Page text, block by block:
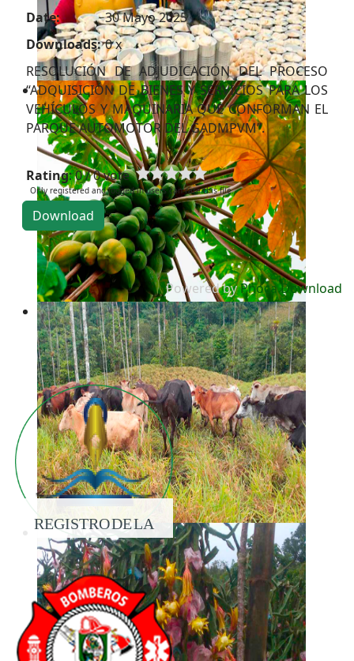
Date:
30 Mayo 2025
Downloads: 0 x
RESOLUCIÓN DE ADJUDICACIÓN DEL PROCESO
“ADQUISICIÓN DE BIENES Y SERVICIOS PARA LOS
VEHÍCULOS Y MAQUINARIA QUE CONFORMAN EL
PARQUE AUTOMOTOR DEL GADMPVM”.
Rating: 0 / 0 vote
Only registered and logged in users can rate this file
Powered byPhoca Download
REGISTRO DE LA
PROPIEDAD